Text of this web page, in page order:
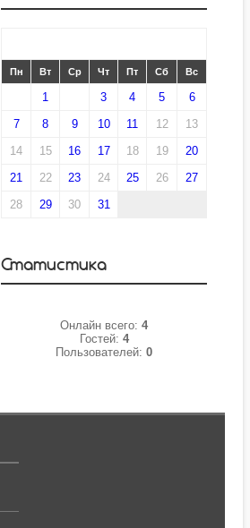
Пн Вт Ср Чт Пт Сб Вс
1 3 4 5
6
7
8 9 10 11 12
13
14
15 16 17 18 19
20
21
22 23 24 25 26
27
28
29 30 31
Статистика
Онлайн всего: 4
Гостей: 4
Пользователей: 0